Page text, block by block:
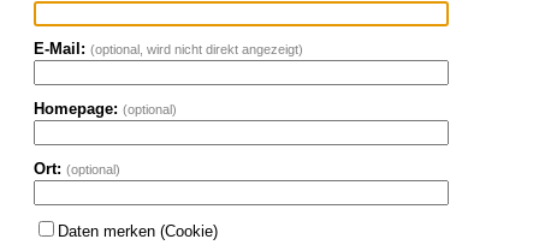
E-Mail: (optional, wird nicht direkt angezeigt)
Homepage: (optional)
Ort: (optional)
Daten merken (Cookie)